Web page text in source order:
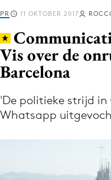
Log in
Volg het laatste
PR 11 OKTOBER 2017
Vis over de
Barcelona
'De politieke strijd
Whatsapp